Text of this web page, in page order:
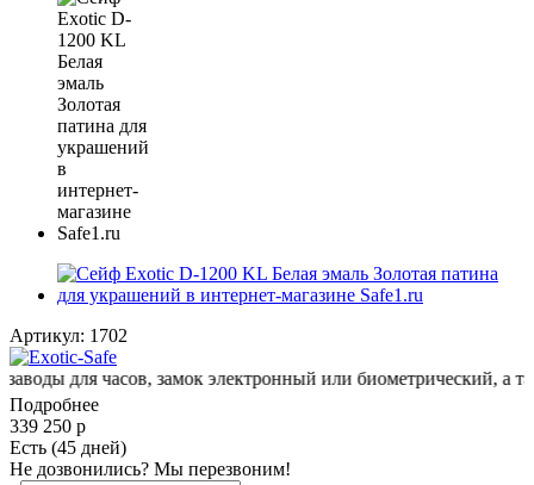
Артикул: 1702
часов, замок электронный или биометрический, а также
Подробнее
339 250 р
Есть (45 дней)
Не дозвонились? Мы перезвоним!